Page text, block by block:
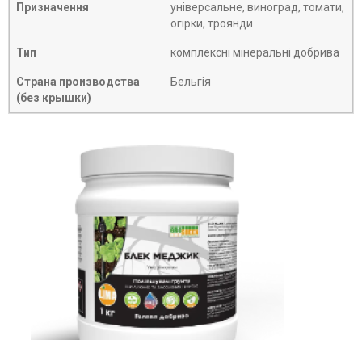
Призначення
універсальне, виноград, томати,
огірки, троянди
Тип комплексні мінеральні добрива
Страна производства
(без крышки)
Бельгія